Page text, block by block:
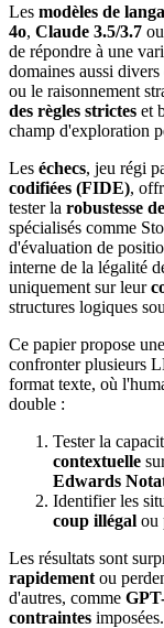
Les modèles de
4o, Claude 3.5/3.7
de répondre à une
domaines aussi
ou le raisonnement
des règles strictes et
champ d'exploration
Les échecs, jeu régi
codifiées (FIDE),
tester la robustesse
spécialisés comme
d'évaluation de
interne de la légalité
uniquement sur leur
structures logiques
Ce papier propose une
confronter plusieurs
format texte, où
double :
Tester la
contextuelle
Edwards
Identifier les
coup illégal ou
Les résultats sont
rapidement ou
d'autres, comme
contraintes imposées.